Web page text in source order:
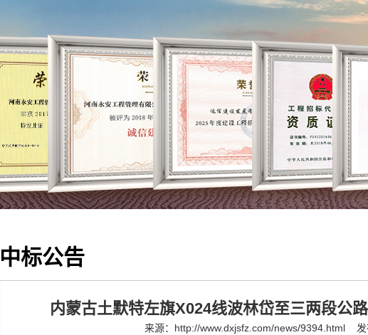
中标公告
内蒙古土默特左旗X024线波林岱至三两段公
来源： http://www.dxjsfz.com/news/9394.html